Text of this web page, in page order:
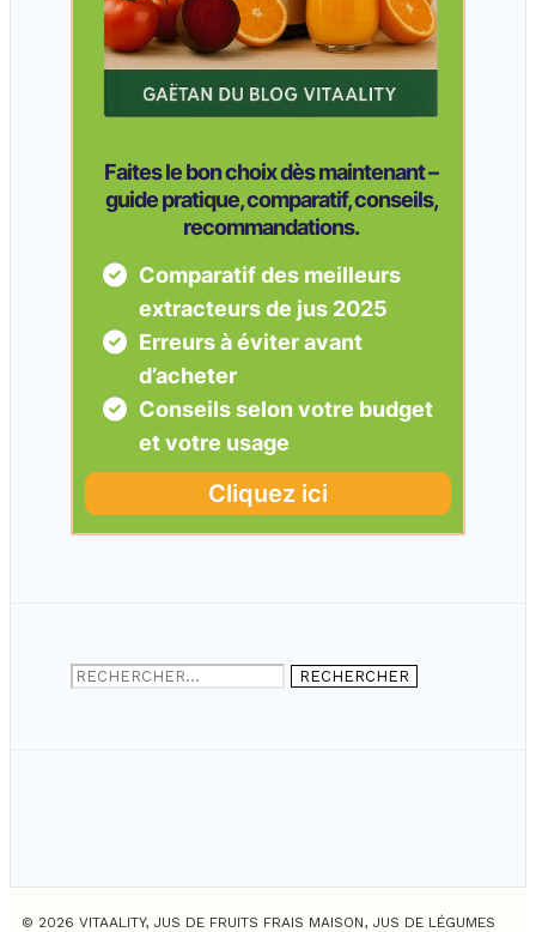
Rechercher :
© 2026 VITAALITY, JUS DE FRUITS FRAIS MAISON, JUS DE LÉGUMES